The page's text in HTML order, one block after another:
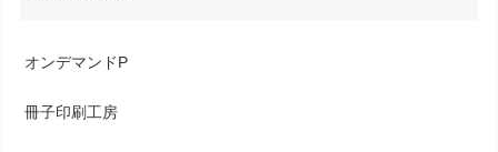
オンデマンドP
冊子印刷工房